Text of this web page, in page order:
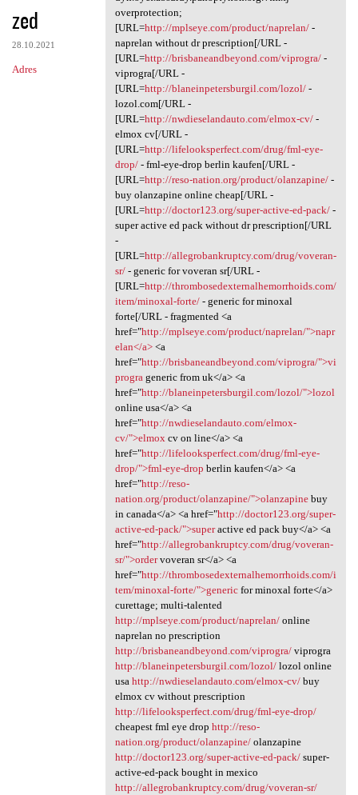
zed
28.10.2021
Adres
overprotection;
[URL=http://mplseye.com/product/naprelan/-
naprelan without dr prescription[/URL -
[URL=http://brisbaneandbeyond.com/viprogra/-
viprogra[/URL -
[URL=http://blaneinpetersburgil.com/lozol/-
lozol.com[/URL -
[URL=http://nwdieselandauto.com/elmox-cv/-
elmox cv[/URL -
[URL=http://lifelooksperfect.com/drug/fml-eye-
drop/- fml-eye-drop berlin kaufen[/URL -
[URL=http://reso-nation.org/product/olanzapine/-
buy olanzapine online cheap[/URL -
[URL=http://doctor123.org/super-active-ed-pack/-
super active ed pack without dr prescription[/URL
-
[URL=http://allegrobankruptcy.com/drug/voveran-
sr/- generic for voveran sr[/URL -
[URL=http://thrombosedexternalhemorrhoids.com/
item/minoxal-forte/- generic for minoxal
forte[/URL - fragmented <a
href="http://mplseye.com/product/naprelan/">napr
elan</a><a
href="http://brisbaneandbeyond.com/viprogra/">vi
progrageneric from uk</a> <a
href="http://blaneinpetersburgil.com/lozol/">lozol
online usa</a> <a
href="http://nwdieselandauto.com/elmox-
cv/">elmoxcv on line</a> <a
href="http://lifelooksperfect.com/drug/fml-eye-
drop/">fml-eye-drop berlin kaufen</a> <a
href="http://reso-
nation.org/product/olanzapine/">olanzapinebuy
in canada</a> <a href="http://doctor123.org/super-
active-ed-pack/">superactive ed pack buy</a> <a
href="http://allegrobankruptcy.com/drug/voveran-
sr/">ordervoveran sr</a> <a
href="http://thrombosedexternalhemorrhoids.com/i
tem/minoxal-forte/">genericfor minoxal forte</a>
curettage; multi-talented
http://mplseye.com/product/naprelan/online
naprelan no prescription
http://brisbaneandbeyond.com/viprogra/viprogra
http://blaneinpetersburgil.com/lozol/lozol online
usa http://nwdieselandauto.com/elmox-cv/buy
elmox cv without prescription
http://lifelooksperfect.com/drug/fml-eye-drop/
cheapest fml eye drop http://reso-
nation.org/product/olanzapine/olanzapine
http://doctor123.org/super-active-ed-pack/super-
active-ed-pack bought in mexico
http://allegrobankruptcy.com/drug/voveran-sr/